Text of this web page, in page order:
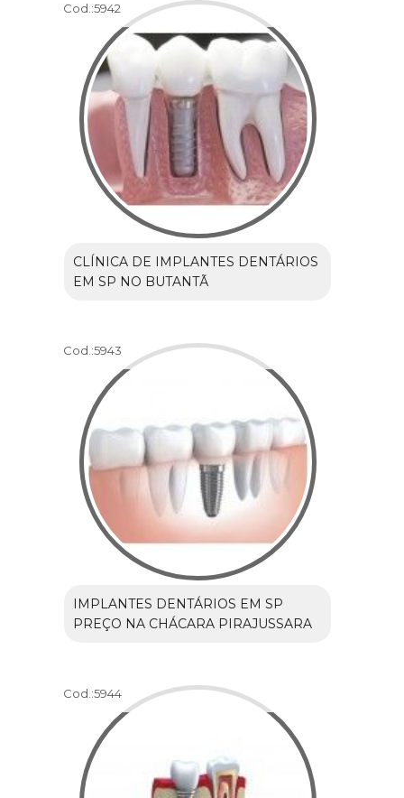
Cod.:5942
CLÍNICA DE IMPLANTES DENTÁRIOS
EM SP NO BUTANTÃ
Cod.:5943
IMPLANTES DENTÁRIOS EM SP
PREÇO NA CHÁCARA PIRAJUSSARA
Cod.:5944